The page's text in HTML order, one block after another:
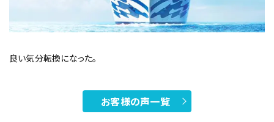
良い気分転換になった。
お客様の声一覧